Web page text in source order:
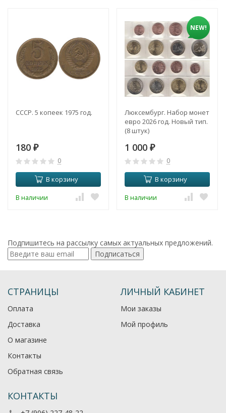
СССР. 5 копеек 1975 год.
180 ₽
0
В корзину
В наличии
NEW!
Люксембург. Набор монет
евро 2026 год. Новый тип.
(8 штук)
1 000 ₽
0
В корзину
В наличии
Подпишитесь на рассылку самых актуальных предложений.
Подписаться
СТРАНИЦЫ
Оплата
Доставка
О магазине
Контакты
Обратная связь
ЛИЧНЫЙ КАБИНЕТ
Мои заказы
Мой профиль
КОНТАКТЫ